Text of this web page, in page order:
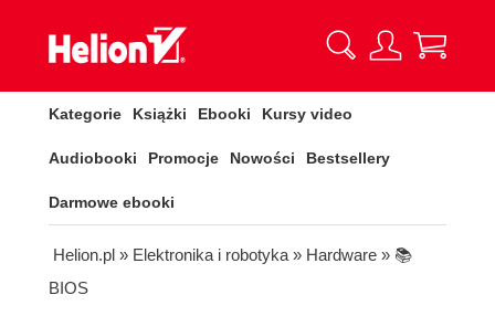
Kategorie Książki Ebooki Kursy video
Audiobooki Promocje Nowości Bestsellery
Darmowe ebooki
Helion.pl » Elektronika i robotyka » Hardware » 📚
BIOS